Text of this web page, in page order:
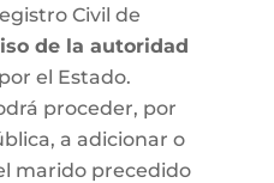
Civil de
de la autoridad
el Estado.
proceder, por
a adicionar o
marido precedido